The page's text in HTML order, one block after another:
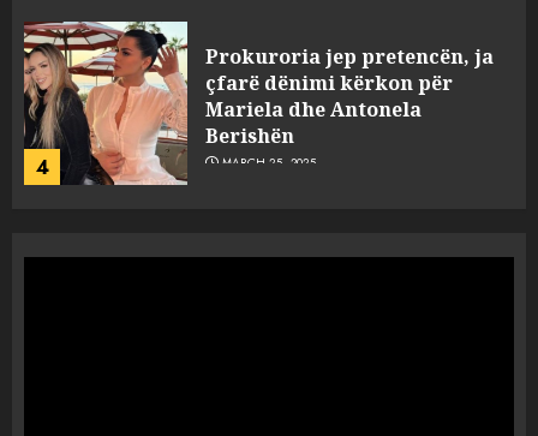
4
Prokuroria jep pretencën, ja
çfarë dënimi kërkon për
Mariela dhe Antonela
Berishën
MARCH 25, 2025